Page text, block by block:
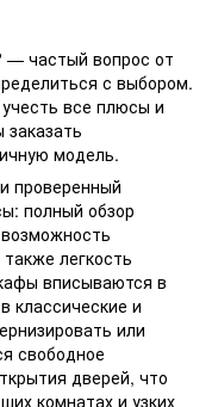
— частый вопрос от
с выбором.
все плюсы и
модель.
проверенный
полный обзор
легкость
вписываются в
классические и
или
свободное
дверей, что
комнатах и узких